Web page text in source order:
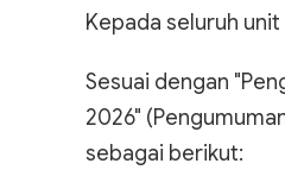
Kepada seluruh
Sesuai dengan
2026"
sebagai berikut: